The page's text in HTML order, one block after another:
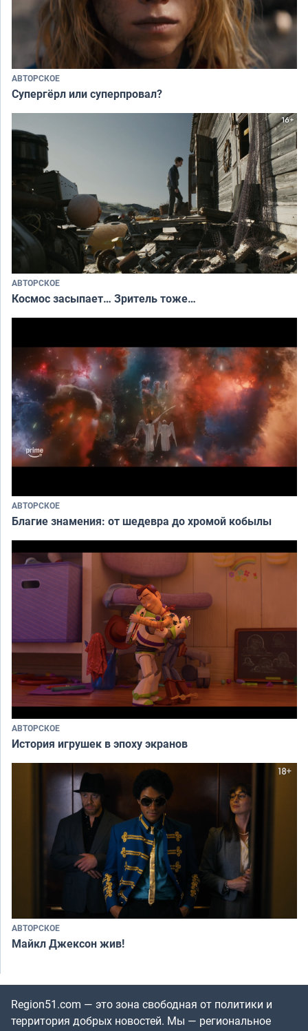
АВТОРСКОЕ
Супергёрл или суперпровал?
АВТОРСКОЕ
Космос засыпает… Зритель тоже…
АВТОРСКОЕ
Благие знамения: от шедевра до хромой кобылы
АВТОРСКОЕ
История игрушек в эпоху экранов
АВТОРСКОЕ
Майкл Джексон жив!
Region51.com — это зона свободная от политики и
территория добрых новостей. Мы — региональное